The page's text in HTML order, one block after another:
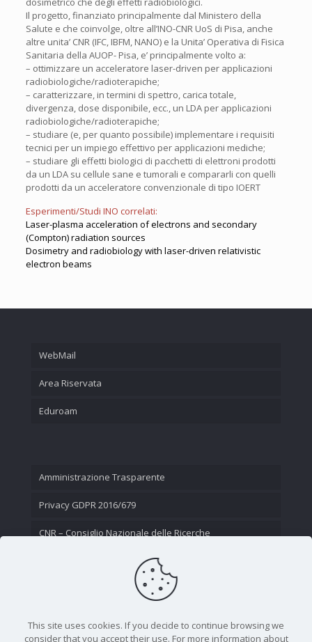
Il progetto, finanziato principalmente dal Ministero della
Salute e che coinvolge, oltre all’INO-CNR UoS di Pisa, anche
altre unita’ CNR (IFC, IBFM, NANO) e la Unita’ Operativa di Fisica
Sanitaria della AUOP- Pisa, e’ principalmente volto a:
– ottimizzare un acceleratore laser-driven per applicazioni
radiobiologiche/radioterapiche;
– caratterizzare, in termini di spettro, carica totale,
divergenza, dose disponibile, ecc., un LDA per applicazioni
radiobiologiche/radioterapiche;
– studiare (e, per quanto possibile) implementare i requisiti
tecnici per un impiego effettivo per applicazioni mediche;
– studiare gli effetti biologici di pacchetti di elettroni prodotti
da un LDA su cellule sane e tumorali e compararli con quelli
prodotti da un acceleratore convenzionale di tipo IOERT
Esperimenti/Studi INO correlati:
Laser-plasma acceleration of electrons and secondary
(Compton) radiation sources
Dosimetry and radiobiology with laser-driven relativistic
electron beams
WebMail
Area Riservata
Eduroam
Amministrazione Trasparente
Privacy GDPR 2016/679
CNR – Consiglio Nazionale delle Ricerche
This site uses cookies. If you decide to continue browsing we
consider that you accept their use. For more information about